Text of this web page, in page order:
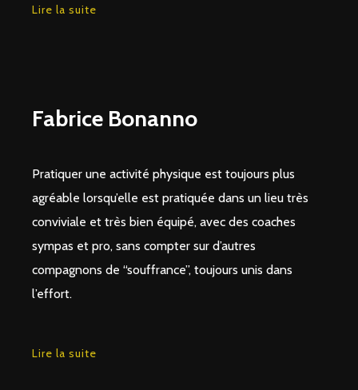
Lire la suite
Fabrice Bonanno
Pratiquer une activité physique est toujours plus
agréable lorsqu’elle est pratiquée dans un lieu très
conviviale et très bien équipé, avec des coaches
sympas et pro, sans compter sur d’autres
compagnons de “souffrance”, toujours unis dans
l’effort.
Lire la suite